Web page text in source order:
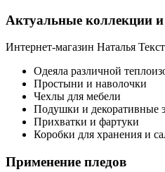
Актуальные коллекции
Интернет-магазин Наталья
Одеяла различной
Простыни и наволочки
Чехлы для мебели
Подушки и декоративные
Прихватки и фартуки
Коробки для хранения и
Применение пледов